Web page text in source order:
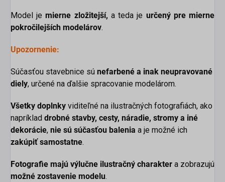
Model jemierne zložitejší, a teda je určený pre mierne
pokročilejších modelárov.
Upozornenie:
Súčasťou stavebnice sú nefarbené a inak neupravované
diely, určené na ďalšie spracovanie modelárom.
Všetky doplnky viditeľné na ilustračných fotografiách, ako
napríklad drobné stavby, cesty, náradie, stromy a iné
dekorácie, nie sú súčasťou balenia a je možné ich
zakúpiť samostatne.
Fotografie majú výlučne ilustračný charakter a zobrazujú
možné zostavenie modelu.